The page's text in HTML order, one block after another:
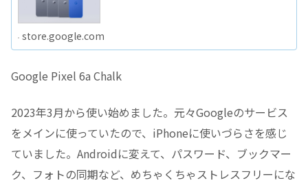
store.google.com
Google Pixel 6a Chalk
2023年3月から使い始めました。元々Googleのサービス
をメインに使っていたので、iPhoneに使いづらさを感じ
ていました。Androidに変えて、パスワード、ブックマー
ク、フォトの同期など、めちゃくちゃストレスフリーにな